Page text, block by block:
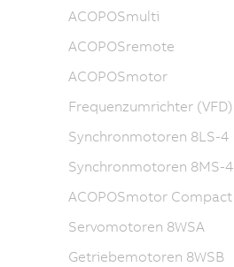
ACOPOSmulti
ACOPOSremote
ACOPOSmotor
Frequenzumrichter (VFD)
Synchronmotoren 8LS-4
Synchronmotoren 8MS-4
ACOPOSmotor Compact
Servomotoren 8WSA
Getriebemotoren 8WSB